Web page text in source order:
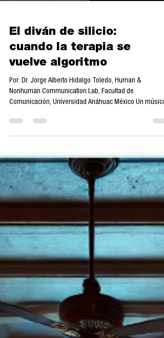
El diván de silicio:
cuando la terapia se
vuelve algoritmo
Nonhuman Communication Lab, Facultad de
Comunicación, Universidad Anáhuac México Un